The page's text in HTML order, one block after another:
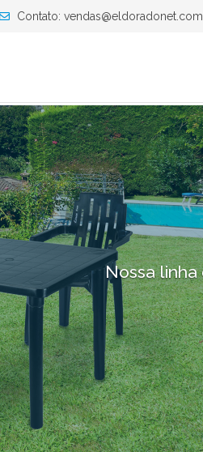
Contato:
Nossa linha